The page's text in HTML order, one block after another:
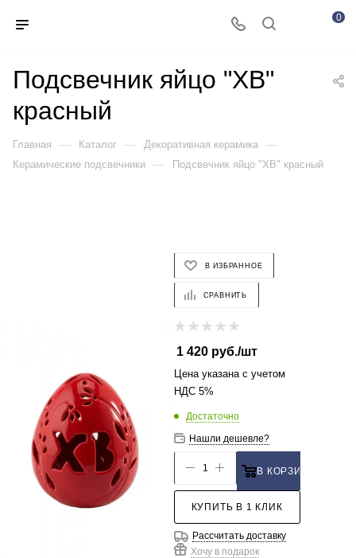
0
Подсвечник яйцо "ХВ"
красный
Главная — Каталог — Декоративная керамика —
Керамические подсвечники — Подсвечник яйцо "ХВ" красный
В ИЗБРАННОЕ
СРАВНИТЬ
1 420руб./шт
Цена указана с учетом
НДС 5%
Достаточно
Нашли дешевле?
В КОРЗИНУ
КУПИТЬ В 1 КЛИК
Рассчитать доставку
Хочу в подарок